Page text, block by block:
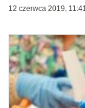
12 czerwca 2019,